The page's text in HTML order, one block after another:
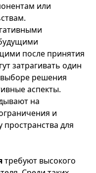
или
после принятия
затрагивать один
решения
аспекты.
на
и
пространства для
требуют высокого